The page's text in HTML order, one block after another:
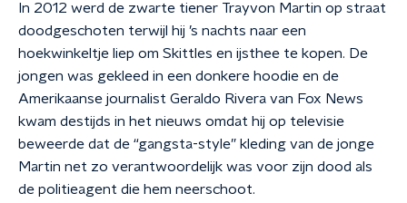
In 2012 werd de zwarte tiener Trayvon Martin op straat
doodgeschoten terwijl hij ’s nachts naar een
hoekwinkeltje liep om Skittles en ijsthee te kopen. De
jongen was gekleed in een donkere hoodie en de
Amerikaanse journalist Geraldo Rivera van Fox News
kwam destijds in het nieuws omdat hij op televisie
beweerde dat de “gangsta-style” kleding van de jonge
Martin net zo verantwoordelijk was voor zijn dood als
de politieagent die hem neerschoot.